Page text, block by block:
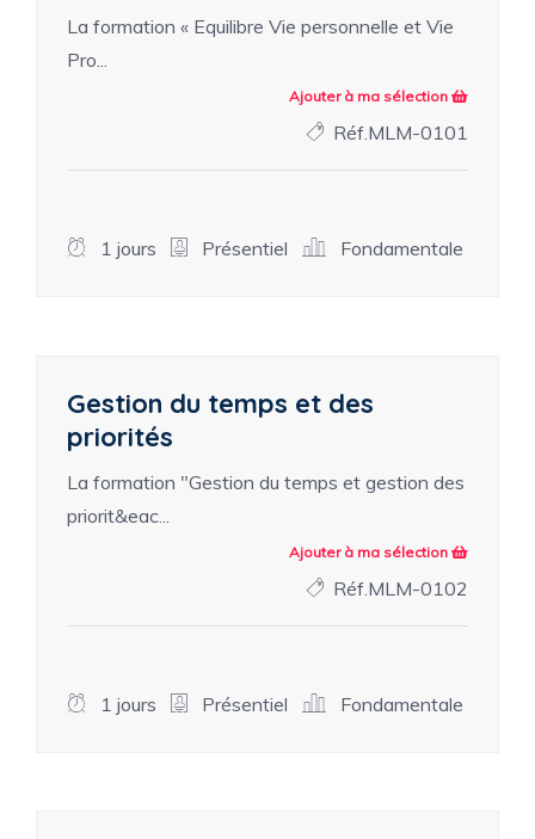
La formation « Equilibre Vie personnelle et Vie
Pro...
Ajouter à ma sélection
Réf.MLM-0101
1 jours Présentiel Fondamentale
Gestion du temps et des
priorités
La formation "Gestion du temps et gestion des
priorit&eac...
Ajouter à ma sélection
Réf.MLM-0102
1 jours Présentiel Fondamentale